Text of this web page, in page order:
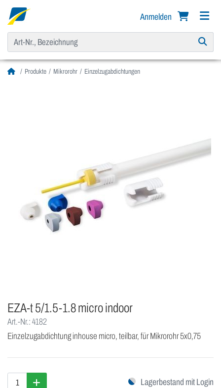
Anmelden
Produkte Mikrorohr Einzelzugabdichtungen
EZA-t 5/1.5-1.8 micro indoor
Art.-Nr.: 4182
Einzelzugabdichtung inhouse micro, teilbar, für Mikrorohr 5x0,75
Lagerbestand mit Login